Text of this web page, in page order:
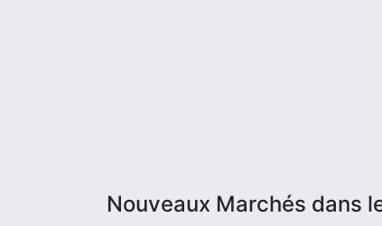
Nouveaux Marchés dans